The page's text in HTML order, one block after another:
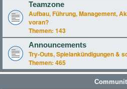
Teamzone
Aufbau, Führung, Management,
voran?
Themen: 143
Announcements
Try-Outs, Spielankündigungen &
Themen: 465